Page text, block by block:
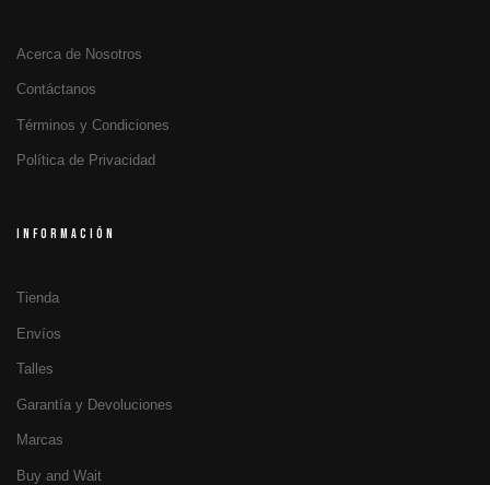
Acerca de Nosotros
Contáctanos
Términos y Condiciones
Política de Privacidad
INFORMACIÓN
Tienda
Envíos
Talles
Garantía y Devoluciones
Marcas
Buy and Wait